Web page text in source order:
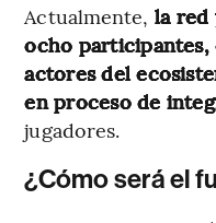
Actualmente, la red
ocho
actores del
en proceso de
jugadores.
¿Cómo será el